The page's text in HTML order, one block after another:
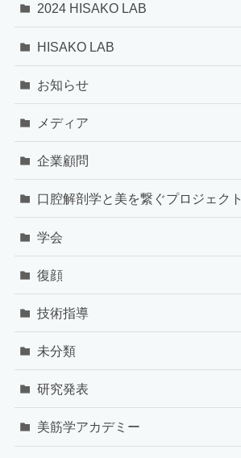
2024 HISAKO LAB
HISAKO LAB
お知らせ
メディア
企業顧問
口腔解剖学と美を繋ぐプロジェクト
学会
復顔
技術指導
未分類
研究発表
美筋学アカデミー